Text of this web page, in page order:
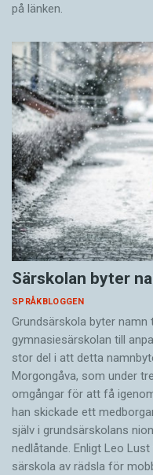
på länken.
Särskolan byter
SPRÅKBLOGGEN
Grundsärskola byter
gymnasiesärskolan till
stor del i att detta
Morgongåva, som under
omgångar för att få
han skickade ett
själv i grundsärskolans
nedlåtande. Enligt Leo
särskola av rädsla för